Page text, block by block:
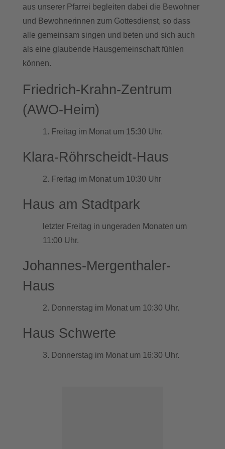
aus unserer Pfarrei begleiten dabei die Bewohner
und Bewohnerinnen zum Gottesdienst, so dass
alle gemeinsam singen und beten und sich auch
als eine glaubende Hausgemeinschaft fühlen
können.
Friedrich-Krahn-Zentrum
(AWO-Heim)
1. Freitag im Monat um 15:30 Uhr.
Klara-Röhrscheidt-Haus
2. Freitag im Monat um 10:30 Uhr
Haus am Stadtpark
letzter Freitag in ungeraden Monaten um
11:00 Uhr.
Johannes-Mergenthaler-
Haus
2. Donnerstag im Monat um 10:30 Uhr.
Haus Schwerte
3. Donnerstag im Monat um 16:30 Uhr.